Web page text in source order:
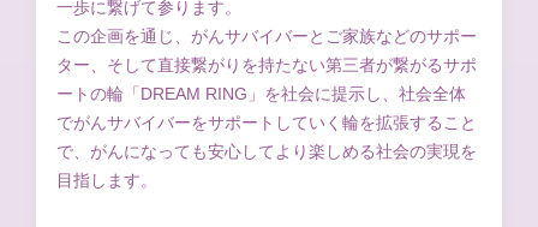
一歩に繋げて参ります。
この企画を通じ、がんサバイバーとご家族などのサポー
ター、そして直接繋がりを持たない第三者が繋がるサポ
ートの輪「DREAM RING」を社会に提示し、社会全体
でがんサバイバーをサポートしていく輪を拡張すること
で、がんになっても安心してより楽しめる社会の実現を
目指します。